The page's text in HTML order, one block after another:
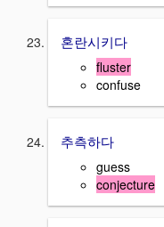
혼란시키다
fluster
confuse
추측하다
guess
conjecture